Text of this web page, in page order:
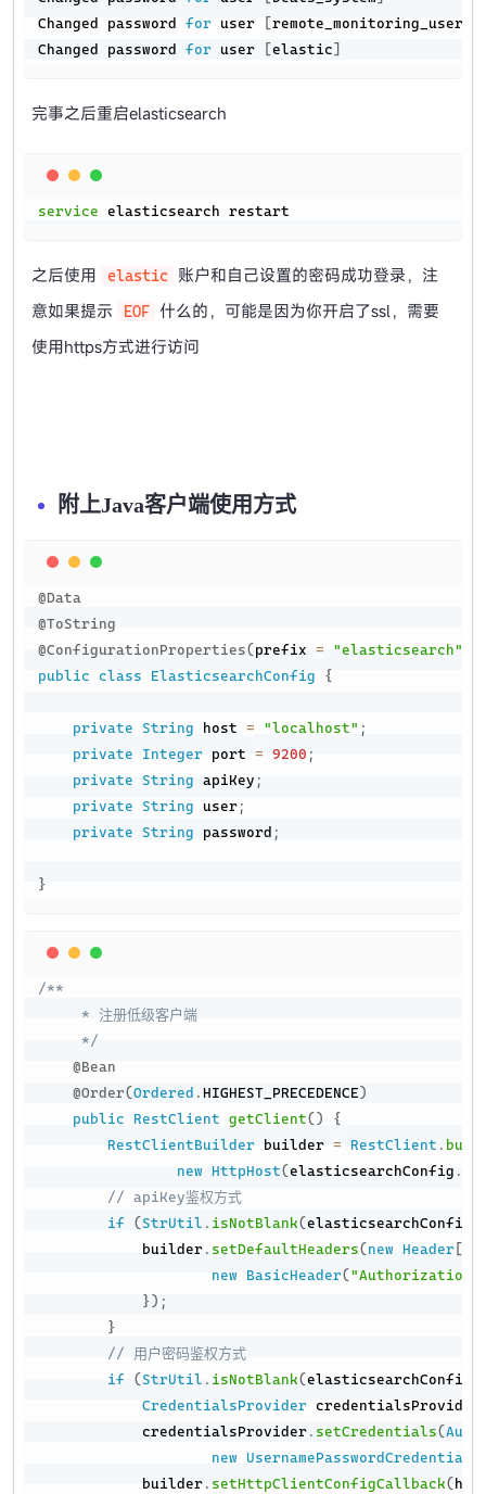
Changed password for user [remote_monitoring_user
Changed password for user [elastic ]
完事之后重启elasticsearch
service elasticsearch restart
之后使用 elastic
账户和自己设置的密码成功登录，注
意如果提示
EOF
什么的，可能是因为你开启了ssl，需要
使用https方式进行访问
附上Java客户端使用方式
@Data
@ToString
@ConfigurationProperties( prefix = "elasticsearch"
public class ElasticsearchConfig {
private String host = "localhost" ;
private
Integer port = 9200 ;
private String apiKey ;
private
String user ;
private
String password ;
}
/**
     * 注册低级客户端
     */
@Bean
@Order(Ordered . HIGHEST_PRECEDENCE )
public RestClient getClient( )
{
RestClientBuilder builder = RestClient .
new HttpHost(elasticsearchConfig .
// apiKey鉴权方式
if
( StrUtil . isNotBlank(elasticsearchConfig
            builder
. setDefaultHeaders( new Header [
new BasicHeader( "Authorization"
} ) ;
}
// 用户密码鉴权方式
if
(StrUtil . isNotBlank(elasticsearchConfig
CredentialsProvider
            credentialsProvider
. setCredentials(
new UsernamePasswordCredentials
            builder
. setHttpClientConfigCallback(